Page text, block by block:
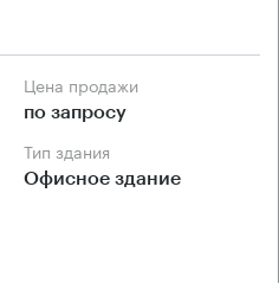
Цена продажи
по запросу
Тип здания
Офисное здание